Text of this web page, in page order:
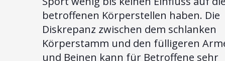
betroffenen Körperstellen haben. Die
Diskrepanz zwischen dem schlanken
Körperstamm und den fülligeren
und Beinen kann für Betroffene sehr